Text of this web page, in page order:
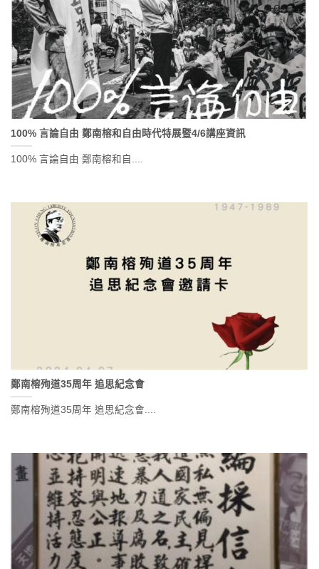
100% 言論自由 鄭南榕和自由時代特展暨4/6講座資訊
100% 言論自由 鄭南榕和自....
鄭南榕殉道35周年 追思紀念會
鄭南榕殉道35周年 追思紀念會....